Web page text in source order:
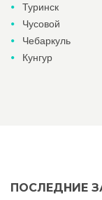
Туринск
Чусовой
Чебаркуль
Кунгур
ПОСЛЕДНИЕ